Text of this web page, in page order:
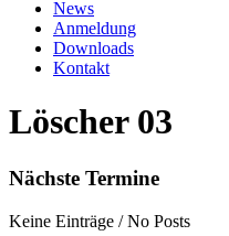
News
Anmeldung
Downloads
Kontakt
Löscher 03
Nächste Termine
Keine Einträge / No Posts